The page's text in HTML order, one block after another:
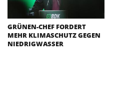
GRÜNEN-CHEF FORDERT
MEHR KLIMASCHUTZ GEGEN
NIEDRIGWASSER